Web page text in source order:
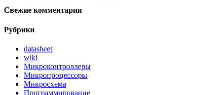
Свежие комментарии
Рубрики
datasheet
wiki
Микроконтроллеры
Микропроцессоры
Микросхема
Программирование